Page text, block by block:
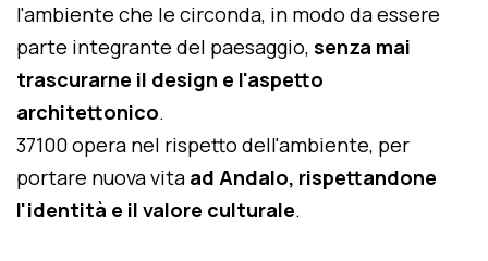
l'ambiente che le circonda, in modo da essere
parte integrante del paesaggio, senza mai
trascurarne il design e l'aspetto
architettonico.
37100 opera nel rispetto dell'ambiente, per
portare nuova vita ad Andalo, rispettandone
l'identità e il valore culturale.